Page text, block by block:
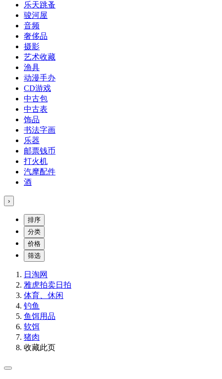
乐天跳蚤
骏河屋
音频
奢侈品
摄影
艺术收藏
渔具
动漫手办
CD游戏
中古包
中古表
饰品
书法字画
乐器
邮票钱币
打火机
汽摩配件
酒
›
排序
分类
价格
筛选
日淘网
雅虎拍卖日拍
体育、休闲
钓鱼
鱼饵用品
软饵
猪肉
收藏此页